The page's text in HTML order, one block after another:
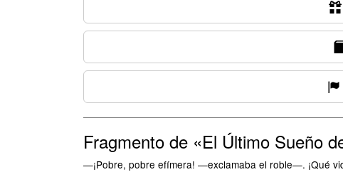
Fragmento de «El Último Sueño
—¡Pobre, pobre efímera! —exclamaba el roble—. ¡Qué